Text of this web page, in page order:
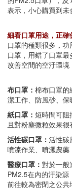
表示，小心購買到未
細看口罩用途，正確
口罩的種類很多，
口罩，用錯了口罩
改善空間的空汙環境
布口罩： 棉布口罩的
潔工作、防風砂、保
紙口罩： 短時間可阻
且對粉塵微粒效果很
活性碳口罩： 活性碳
噴漆作業、噴灑農藥
醫療口罩： 對於一般
PM2.5在內的汙染源
前往較為密閉之公共